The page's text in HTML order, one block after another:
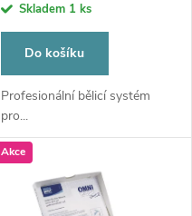
Skladem 1 ks
Do košíku
Profesionální bělicí systém
pro...
Akce